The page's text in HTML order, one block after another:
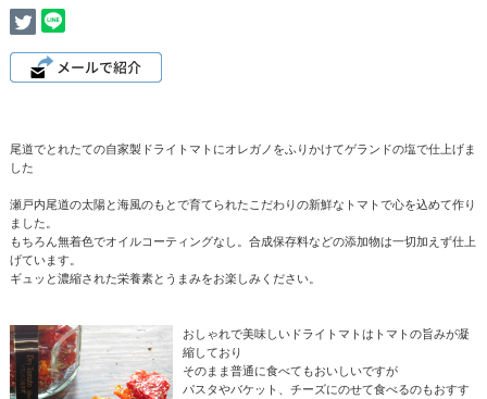
尾道でとれたての自家製ドライトマトにオレガノをふりかけてゲランドの塩で仕上げま
した
瀬戸内尾道の太陽と海風のもとで育てられたこだわりの新鮮なトマトで心を込めて作り
ました。
もちろん無着色でオイルコーティングなし。合成保存料などの添加物は一切加えず仕上
げています。
ギュッと濃縮された栄養素とうまみをお楽しみください。
おしゃれで美味しいドライトマトはトマトの旨みが凝
縮しており
そのまま普通に食べてもおいしいですが
パスタやバケット、チーズにのせて食べるのもおすす